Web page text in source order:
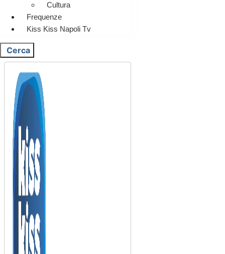
Cultura
Frequenze
Kiss Kiss Napoli Tv
Cerca